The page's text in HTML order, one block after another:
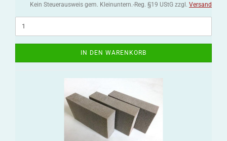
Kein Steuerausweis gem. Kleinuntern.-Reg. §19 UStG zzgl. Versand
IN DEN WARENKORB